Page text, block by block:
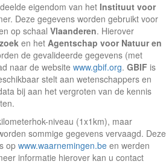
eigendom van het Instituut voor
Deze gegevens worden gebruikt voor
op schaal Vlaanderen. Hierover
en het Agentschap voor Natuur en
de gevalideerde gegevens (met
naar de website www.gbif.org. GBIFis
stelt aan wetenschappers en
bij aan het vergroten van de kennis
niveau (1x1km), maar
sommige gegevens vervaagd. Deze
op www.waarnemingen.been werden
informatie hierover kan u contact